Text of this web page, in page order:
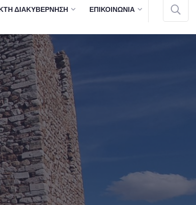
ΔΙΑΚΥΒΈΡΝΗΣΗ ΕΠΙΚΟΙΝΩΝΊΑ